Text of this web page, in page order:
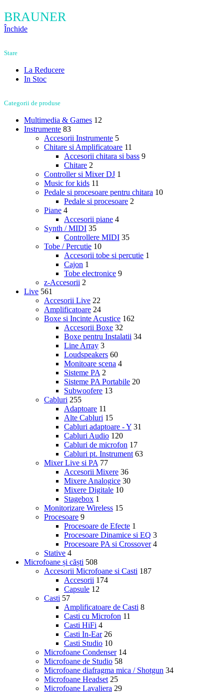
BRAUNER
Închide
Stare
La Reducere
In Stoc
Categorii de produse
Multimedia & Games 12
Instrumente 83
Accesorii Instrumente 5
Chitare si Amplificatoare 11
Accesorii chitara si bass 9
Chitare 2
Controller si Mixer DJ 1
Music for kids 11
Pedale si procesoare pentru chitara 10
Pedale si procesoare 2
Piane 4
Accesorii piane 4
Synth / MIDI 35
Controllere MIDI 35
Tobe / Percutie 10
Accesorii tobe si percutie 1
Cajon 1
Tobe electronice 9
z-Accesorii 2
Live 561
Accesorii Live 22
Amplificatoare 24
Boxe si Incinte Acustice 162
Accesorii Boxe 32
Boxe pentru Instalatii 34
Line Array 3
Loudspeakers 60
Monitoare scena 4
Sisteme PA 2
Sisteme PA Portabile 20
Subwoofere 13
Cabluri 255
Adaptoare 11
Alte Cabluri 15
Cabluri adaptoare - Y 31
Cabluri Audio 120
Cabluri de microfon 17
Cabluri pt. Instrument 63
Mixer Live si PA 77
Accesorii Mixere 36
Mixere Analogice 30
Mixere Digitale 10
Stagebox 1
Monitorizare Wireless 15
Procesoare 9
Procesoare de Efecte 1
Procesoare Dinamice si EQ 3
Procesoare PA si Crossover 4
Stative 4
Microfoane și căști 508
Accesorii Microfoane si Casti 187
Accesorii 174
Capsule 12
Casti 57
Amplificatoare de Casti 8
Casti cu Microfon 11
Casti HiFi 4
Casti In-Ear 26
Casti Studio 10
Microfoane Condenser 14
Microfoane de Studio 58
Microfoane diafragma mica / Shotgun 34
Microfoane Headset 25
Microfoane Lavaliera 29